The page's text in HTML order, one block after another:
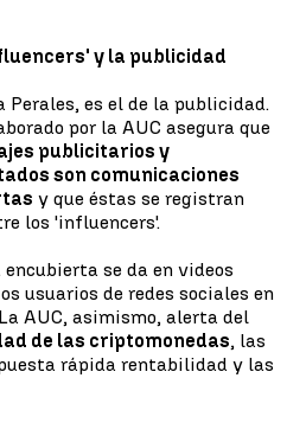
y la publicidad
Perales, es el de la publicidad.
por la AUC asegura que
publicitarios y
son comunicaciones
y que éstas se registran
los 'influencers'.
se da en videos
usuarios de redes sociales en
AUC, asimismo, alerta del
de las criptomonedas, las
rápida rentabilidad y las